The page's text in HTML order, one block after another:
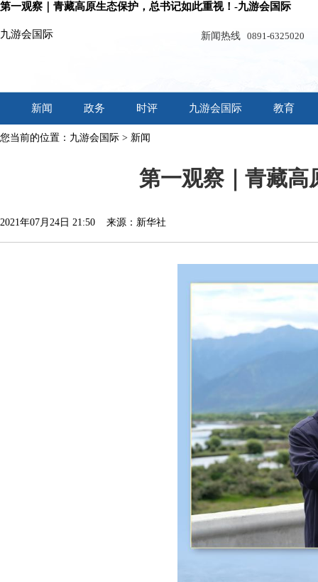
第一观察｜青藏高原生态保护，总书记如此重视！-九游会国际
九游会国际 新闻热线 0891-6325020
新闻 政务 时评 九游会国际 教育
您当前的位置： 九游会国际 > 新闻
第一观察｜青藏高
2021年07月24日 21:50 来源：新华社